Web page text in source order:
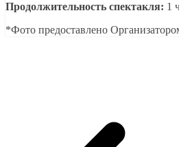
Продолжительность спектакля: 1
*Фото предоставлено